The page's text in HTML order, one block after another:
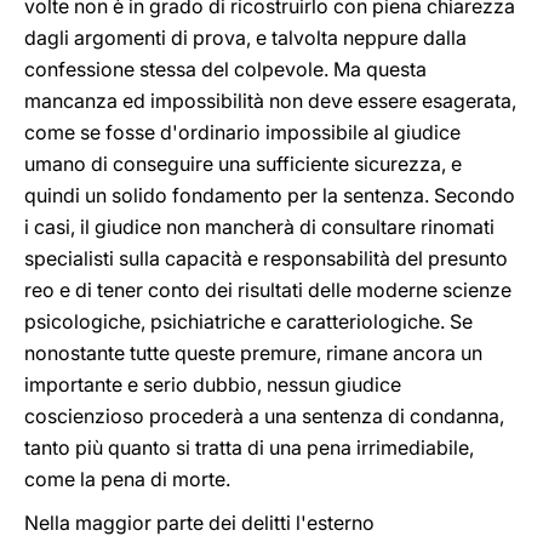
volte non è in grado di ricostruirlo con piena chiarezza
dagli argomenti di prova, e talvolta neppure dalla
confessione stessa del colpevole. Ma questa
mancanza ed impossibilità non deve essere esagerata,
come se fosse d'ordinario impossibile al giudice
umano di conseguire una sufficiente sicurezza, e
quindi un solido fondamento per la sentenza. Secondo
i casi, il giudice non mancherà di consultare rinomati
specialisti sulla capacità e responsabilità del presunto
reo e di tener conto dei risultati delle moderne scienze
psicologiche, psichiatriche e caratteriologiche. Se
nonostante tutte queste premure, rimane ancora un
importante e serio dubbio, nessun giudice
coscienzioso procederà a una sentenza di condanna,
tanto più quanto si tratta di una pena irrimediabile,
come la pena di morte.
Nella maggior parte dei delitti l'esterno